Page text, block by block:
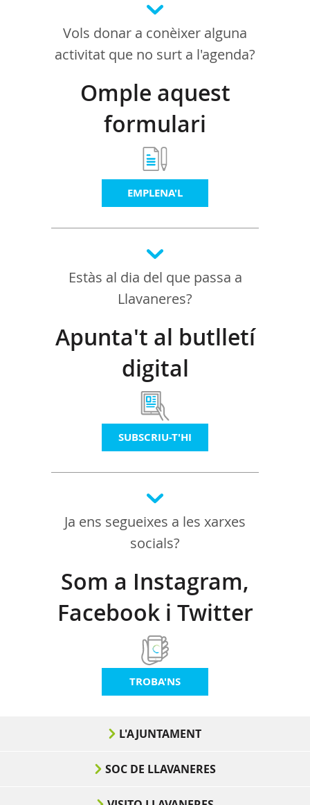
Vols donar a conèixer alguna
activitat que no surt a l'agenda?
Omple aquest
formulari
EMPLENA'L
Estàs al dia del que passa a
Llavaneres?
Apunta't al butlletí
digital
SUBSCRIU-T'HI
Ja ens segueixes a les xarxes
socials?
Som a Instagram,
Facebook i Twitter
TROBA'NS
L'AJUNTAMENT
SOC DE LLAVANERES